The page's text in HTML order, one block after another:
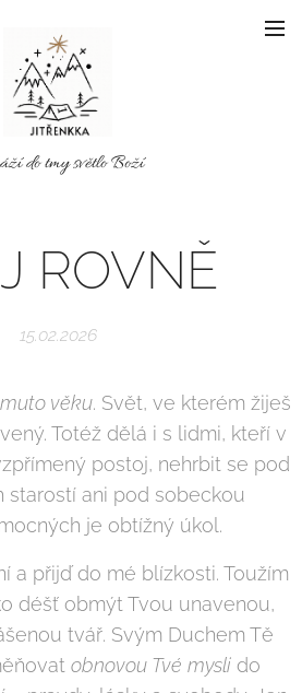
do tmy světlo Boží
ROVNĚ
15.02.2026
věku. Svět, ve kterém žiješ
Totéž dělá i s lidmi, kteří v
postoj, nehrbit se pod
starostí ani pod sobeckou
je obtížný úkol.
a přijď do mé blízkosti. Toužím
déšť obmýt Tvou unavenou,
tvář. Svým Duchem Tě
obnovou Tvé mysli do